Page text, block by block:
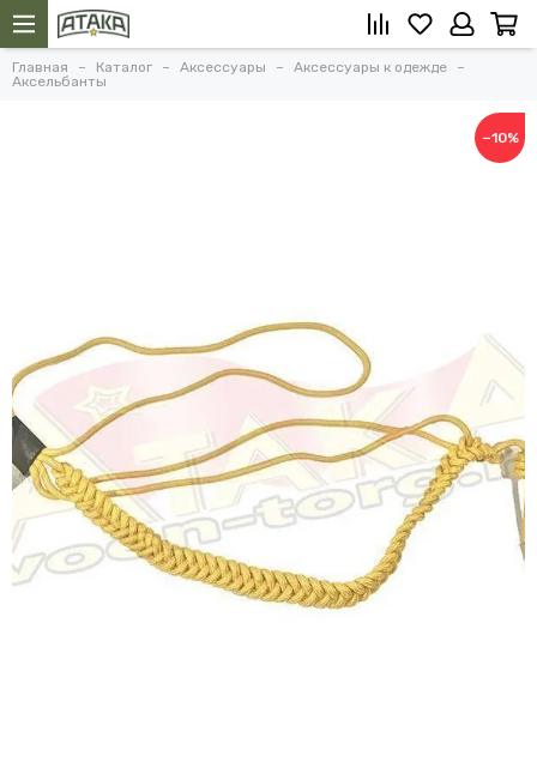
Главная Каталог Аксессуары
Аксессуары к одежде
Аксельбанты
−10%